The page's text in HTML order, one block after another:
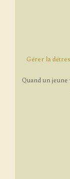
Gérer la
Quand un